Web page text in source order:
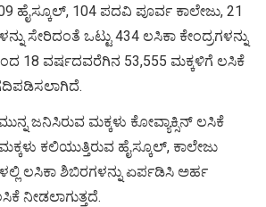
ಹೈಸ್ಕೂಲ್, 104 ಪದವಿ ಪೂರ್ವ ಕಾಲೇಜು, 21
ಸೇರಿದಂತೆ ಒಟ್ಟು 434 ಲಸಿಕಾ ಕೇಂದ್ರಗಳನ್ನು
ರಿಂದ 18 ವರ್ಷದವರೆಗಿನ 53,555 ಮಕ್ಕಳಿಗೆ ಲಸಿಕೆ
ಜನಿಸಿರುವ ಮಕ್ಕಳು ಕೋವ್ಯಾಕ್ಸಿನ್ ಲಸಿಕೆ
ಕಲಿಯುತ್ತಿರುವ ಹೈಸ್ಕೂಲ್, ಕಾಲೇಜು
ಲಸಿಕಾ ಶಿಬಿರಗಳನ್ನು ಏರ್ಪಡಿಸಿ ಅರ್ಹ
ನೀಡಲಾಗುತ್ತದೆ.